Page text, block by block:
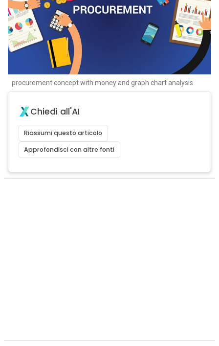
procurement concept with money and graph chart analysis
Chiedi all'AI
Riassumi questo articolo
Approfondisci con altre fonti